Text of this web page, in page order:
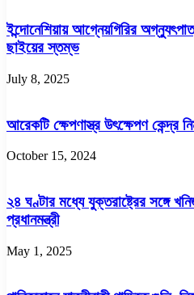
ইন্দোনেশিয়ায় আগ্নেয়গিরির
ছাইয়ের স্তম্ভ
July 8, 2025
আরেকটি ক্ষেপণাস্ত্র উৎক্ষেপণ কেন্দ্র
October 15, 2024
২৪ ঘণ্টার মধ্যে যুক্তরাষ্ট্রের সঙ্গে
প্রধানমন্ত্রী
May 1, 2025